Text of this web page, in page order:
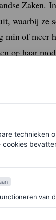
Zaken.
waarbij ze
min of meer
op haar
haar
Soms is
gesprek
veel
technieken
van